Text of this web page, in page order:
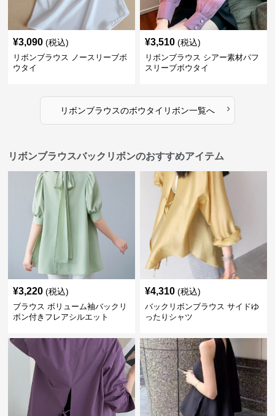
¥3,090 (税込)
リボンブラウス ノースリーブボ
ウタイ
¥3,510 (税込)
リボンブラウス シアー素材パフ
スリーブボウタイ
リボンブラウスのボウタイリボン一覧へ ›
リボンブラウスバックリボンのおすすめアイテム
¥3,220 (税込)
ブラウス ボリューム袖バックリ
ボン付きフレアシルエット
¥4,310 (税込)
バックリボンブラウス サイドゆ
ったりシャツ